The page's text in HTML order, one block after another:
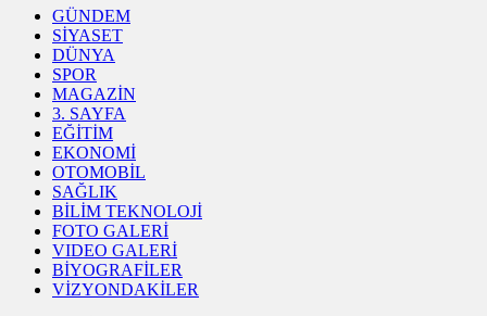
GÜNDEM
SİYASET
DÜNYA
SPOR
MAGAZİN
3. SAYFA
EĞİTİM
EKONOMİ
OTOMOBİL
SAĞLIK
BİLİM TEKNOLOJİ
FOTO GALERİ
VIDEO GALERİ
BİYOGRAFİLER
VİZYONDAKİLER